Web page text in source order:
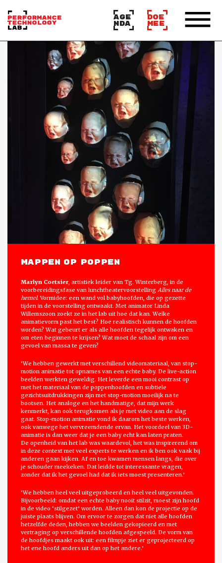
AGE
NDA
DOE
MEE
Mappen op poppen
Marlyn Coetsier, artistiek leider van Tg. Winterberg, in de
voorbereidingsfase van lunchtheatervoorstellingAlles naar de
hemel. Vormidee: een wand vol babyhoofden, die op gezette
tijden in de voorstelling ontwaakt. Met animator Linda
Willemszoon zoekt ze in het lab uit hoe dat kan. Welke
animatievorm past het best? Hoe realistisch kunnen de hoofden
worden? Wat gebeurt er als alle hoofden tegelijk ontwaken en
om eten beginnen te krijsen? Wat moet de schaal zijn om een
gevoel van massa te geven?
‘We hebben gewerkt met verschillend videomateriaal, van stop-
motion animatie tot opnames van een echte baby. De live-action
beelden werkten geweldig. Het leverde een mooi contrast op
met het materiaal van de poppenhoofden en subtiele
gezichtsuitdrukkingen zijn met stop-motion moeilijk na te
bootsen. Het analoge en het handmatige, dat mijn werk
kenmerkt, kan ook terugkomen als je met video aan de slag
gaat. Stop-motion animatie vond ik daarom het beste werken,
ook vanwege het vervreemdende ervan. Het voordeel van 3D-
animatie is dan weer dat je een baby echt kan laten praten.
De openheid van het lab was waardevol, het was inspirerend om
in deze context met veel experts te werken en ik ben ook vaak bij
anderen gaan kijken. Af en toe kwamen mensen langs, die over
je schouder meekeken. Dat leidde tot interessante vragen,
zonder dat ik het gevoel had dat ik iets moest presenteren.’
‘We hebben heel veel uitgeprobeerd en heel veel uitgevonden.
Bijvoorbeeld: omdat een echte baby nooit stilzit, moest zijn hoofd
in de video ‘stilgezet’ worden. Alleen dan kon de projectie op de
juiste plaats blijven. Om ervoor te zorgen dat niet alle hoofden
hetzelfde deden, hebben we beelden gekopieerd en met
vertraging op verschillende hoofden afgespeeld. De vorm van
de hoofdjes maakt ook uit: een filmpje ziet er geprojecteerd op
het ene hoofd anders uit dan op het andere.’